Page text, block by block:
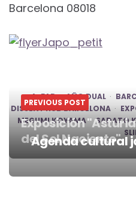
Barcelona 08018
A-FAD AÑO DUAL
DISSENY HUB BARCELONA
MEGUMI KOYAMA
SADATO
Post
navigation
PREVIOUS POST
Exposición
del Sol Naciente"
Agenda cultural